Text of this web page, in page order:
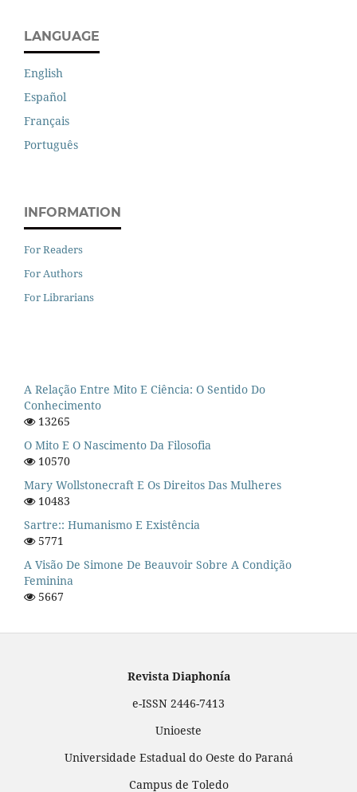
LANGUAGE
English
Español
Français
Português
INFORMATION
For Readers
For Authors
For Librarians
A Relação Entre Mito E Ciência: O Sentido Do
Conhecimento
13265
O Mito E O Nascimento Da Filosofia
10570
Mary Wollstonecraft E Os Direitos Das Mulheres
10483
Sartre:: Humanismo E Existência
5771
A Visão De Simone De Beauvoir Sobre A Condição
Feminina
5667
Revista Diaphonía
e-ISSN 2446-7413
Unioeste
Universidade Estadual do Oeste do Paraná
Campus de Toledo